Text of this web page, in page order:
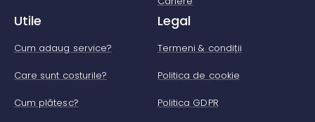
Utile
Cum adaug service?
Care sunt costurile?
Cum plătesc?
Legal
Termeni & condiții
Politica de cookie
Politica GDPR